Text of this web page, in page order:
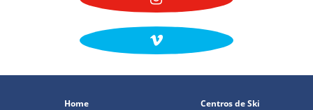
Home Centros de Ski